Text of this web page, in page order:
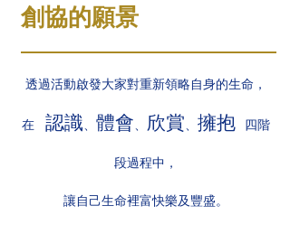
創協的願景
透過活動啟發大家對重新領略自身的生命，
在 認識、 體會、 欣賞、 擁抱 四階
段過程中 ，
讓自己生命裡富快樂及豐盛。